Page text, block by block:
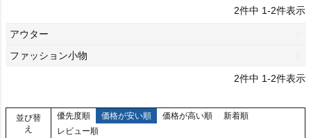
2件中 1-2件表示
アウター
ファッション小物
2件中 1-2件表示
並び替
え
優先度順 価格が安い順 価格が高い順
新着順
レビュー順